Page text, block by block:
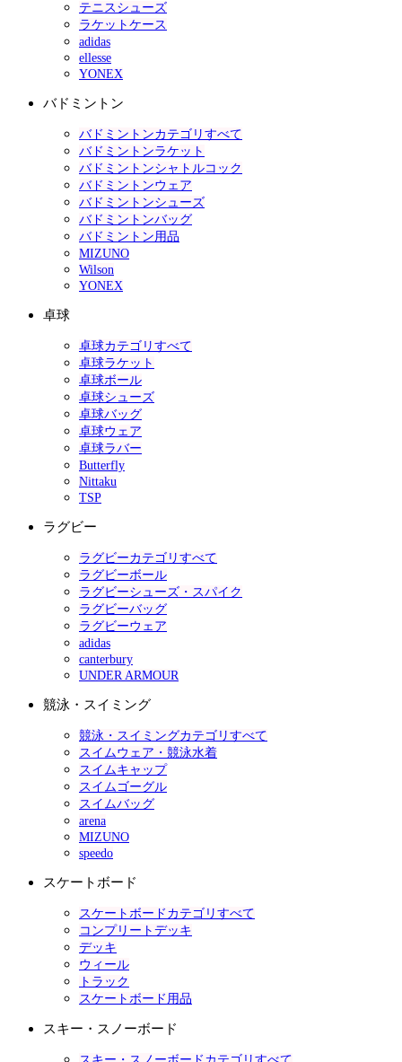
テニスシューズ
ラケットケース
adidas
ellesse
YONEX
バドミントン
バドミントンカテゴリすべて
バドミントンラケット
バドミントンシャトルコック
バドミントンウェア
バドミントンシューズ
バドミントンバッグ
バドミントン用品
MIZUNO
Wilson
YONEX
卓球
卓球カテゴリすべて
卓球ラケット
卓球ボール
卓球シューズ
卓球バッグ
卓球ウェア
卓球ラバー
Butterfly
Nittaku
TSP
ラグビー
ラグビーカテゴリすべて
ラグビーボール
ラグビーシューズ・スパイク
ラグビーバッグ
ラグビーウェア
adidas
canterbury
UNDER ARMOUR
競泳・スイミング
競泳・スイミングカテゴリすべて
スイムウェア・競泳水着
スイムキャップ
スイムゴーグル
スイムバッグ
arena
MIZUNO
speedo
スケートボード
スケートボードカテゴリすべて
コンプリートデッキ
デッキ
ウィール
トラック
スケートボード用品
スキー・スノーボード